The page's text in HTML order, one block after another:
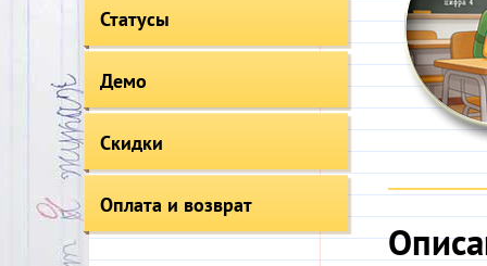
Статусы
Демо
Скидки
Оплата и возврат